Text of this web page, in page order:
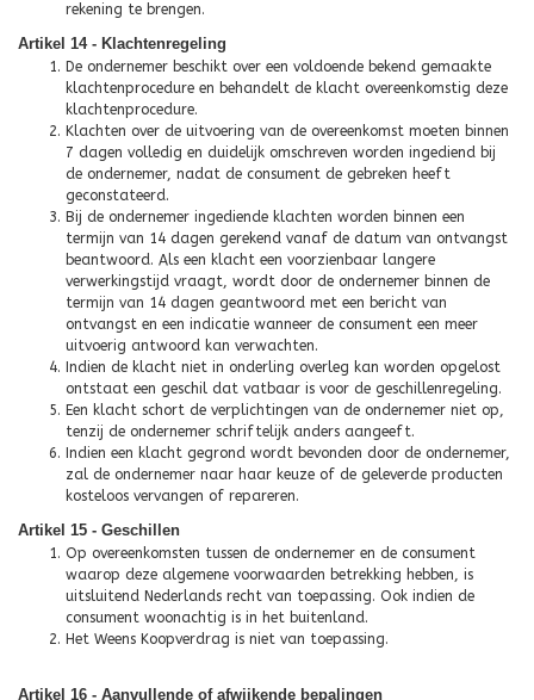
rekening te brengen.
Artikel 14 - Klachtenregeling
De ondernemer beschikt over een voldoende bekend gemaakte
klachtenprocedure en behandelt de klacht overeenkomstig deze
klachtenprocedure.
Klachten over de uitvoering van de overeenkomst moeten binnen
7 dagen volledig en duidelijk omschreven worden ingediend bij
de ondernemer, nadat de consument de gebreken heeft
geconstateerd.
Bij de ondernemer ingediende klachten worden binnen een
termijn van 14 dagen gerekend vanaf de datum van ontvangst
beantwoord. Als een klacht een voorzienbaar langere
verwerkingstijd vraagt, wordt door de ondernemer binnen de
termijn van 14 dagen geantwoord met een bericht van
ontvangst en een indicatie wanneer de consument een meer
uitvoerig antwoord kan verwachten.
Indien de klacht niet in onderling overleg kan worden opgelost
ontstaat een geschil dat vatbaar is voor de geschillenregeling.
Een klacht schort de verplichtingen van de ondernemer niet op,
tenzij de ondernemer schriftelijk anders aangeeft.
Indien een klacht gegrond wordt bevonden door de ondernemer,
zal de ondernemer naar haar keuze of de geleverde producten
kosteloos vervangen of repareren.
Artikel 15 - Geschillen
Op overeenkomsten tussen de ondernemer en de consument
waarop deze algemene voorwaarden betrekking hebben, is
uitsluitend Nederlands recht van toepassing. Ook indien de
consument woonachtig is in het buitenland.
Het Weens Koopverdrag is niet van toepassing.
Artikel 16 - Aanvullende of afwijkende bepalingen